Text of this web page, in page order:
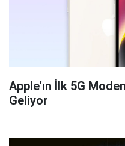
Apple'ın İlk 5G
Geliyor